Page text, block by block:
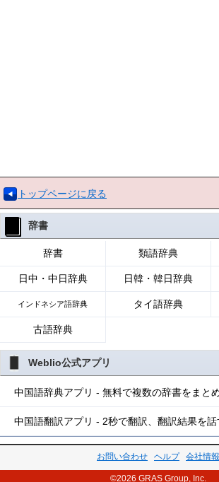
トップページに戻る
辞書
辞書 類語辞典
日中・中日辞典 日韓・韓日辞典
インドネシア語辞典 タイ語辞典
古語辞典
Weblio公式アプリ
中国語辞典アプリ - 無料で複数の辞書をまと
中国語翻訳アプリ - 2秒で翻訳、翻訳結果を
お問い合わせ ヘルプ 会社情報
©2026 GRAS Group, Inc.